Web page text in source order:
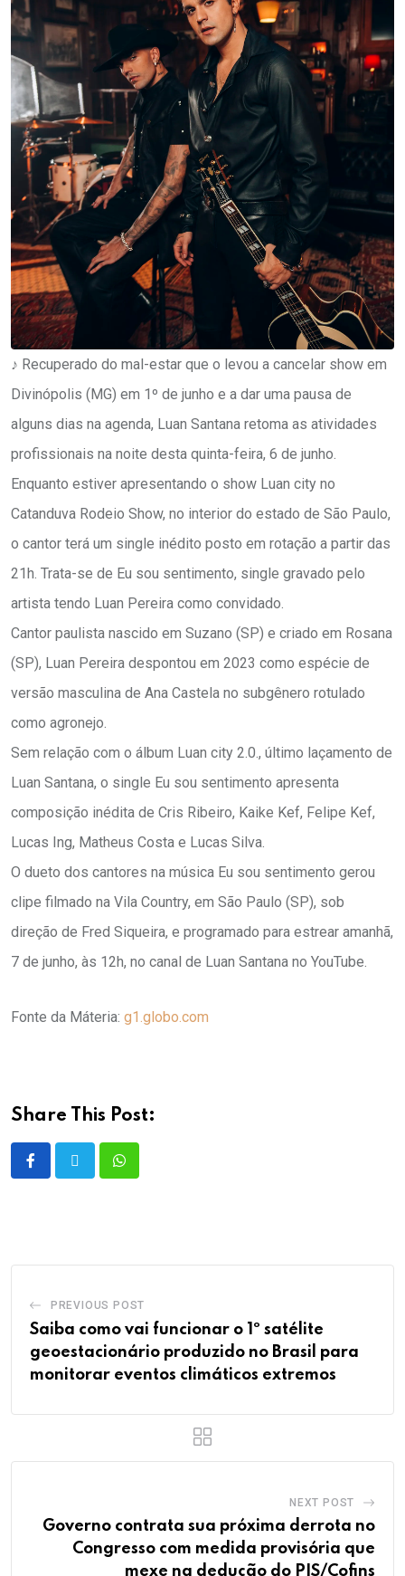
♪ Recuperado do mal-estar que o levou a cancelar show em
Divinópolis (MG) em 1º de junho e a dar uma pausa de
alguns dias na agenda, Luan Santana retoma as atividades
profissionais na noite desta quinta-feira, 6 de junho.
Enquanto estiver apresentando o show Luan city no
Catanduva Rodeio Show, no interior do estado de São Paulo,
o cantor terá um single inédito posto em rotação a partir das
21h. Trata-se de Eu sou sentimento, single gravado pelo
artista tendo Luan Pereira como convidado.
Cantor paulista nascido em Suzano (SP) e criado em Rosana
(SP), Luan Pereira despontou em 2023 como espécie de
versão masculina de Ana Castela no subgênero rotulado
como agronejo.
Sem relação com o álbum Luan city 2.0., último laçamento de
Luan Santana, o single Eu sou sentimento apresenta
composição inédita de Cris Ribeiro, Kaike Kef, Felipe Kef,
Lucas Ing, Matheus Costa e Lucas Silva.
O dueto dos cantores na música Eu sou sentimento gerou
clipe filmado na Vila Country, em São Paulo (SP), sob
direção de Fred Siqueira, e programado para estrear amanhã,
7 de junho, às 12h, no canal de Luan Santana no YouTube.
Fonte da Máteria: g1.globo.com
Share This Post:
PREVIOUS POST
Saiba como vai funcionar o 1º satélite
geoestacionário produzido no Brasil para
monitorar eventos climáticos extremos
NEXT POST
Governo contrata sua próxima derrota no
Congresso com medida provisória que
mexe na dedução do PIS/Cofins